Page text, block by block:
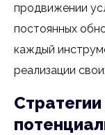
продвижении
постоянных
каждый
реализации